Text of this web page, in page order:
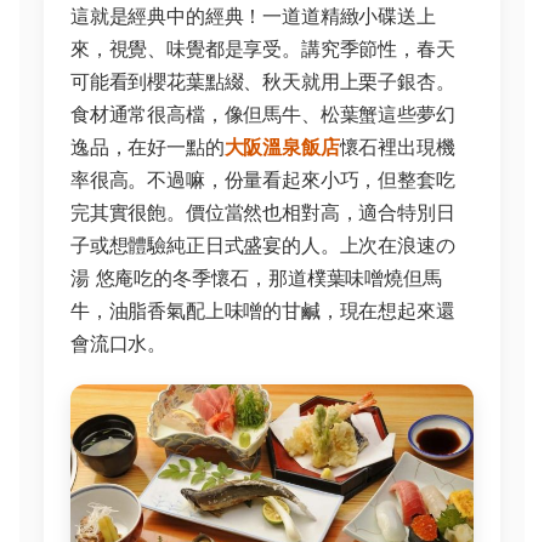
這就是經典中的經典！一道道精緻小碟送上
來，視覺、味覺都是享受。講究季節性，春天
可能看到櫻花葉點綴、秋天就用上栗子銀杏。
食材通常很高檔，像但馬牛、松葉蟹這些夢幻
逸品，在好一點的大阪溫泉飯店懷石裡出現機
率很高。不過嘛，份量看起來小巧，但整套吃
完其實很飽。價位當然也相對高，適合特別日
子或想體驗純正日式盛宴的人。上次在浪速の
湯 悠庵吃的冬季懷石，那道樸葉味噌燒但馬
牛，油脂香氣配上味噌的甘鹹，現在想起來還
會流口水。